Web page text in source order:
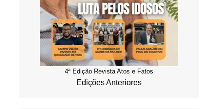
4ª Edição Revista Atos e Fatos
Edições Anteriores